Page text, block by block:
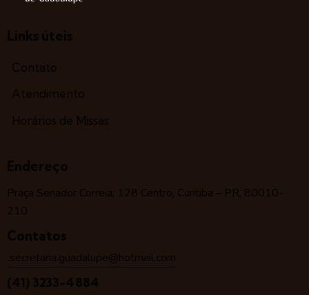
Links úteis
Contato
Atendimento
Horários de Missas
Endereço
Praça Senador Correia, 128 Centro, Curitiba – PR, 80010-
210
Contatos
secretaria.guadalupe@hotmail.com
(41) 3233-4884